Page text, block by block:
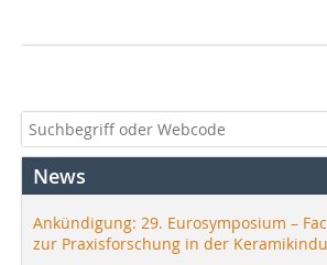
News
Ankündigung: 29. Eurosymposium –
zur Praxisforschung in der